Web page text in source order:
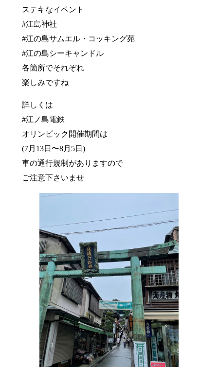
ステキなイベント
#江島神社
#江の島サムエル・コッキング苑
#江の島シーキャンドル
各箇所でそれぞれ
楽しみですね
詳しくは
#江ノ島電鉄
オリンピック開催期間は
(7月13日〜8月5日)
車の通行規制がありますので
ご注意下さいませ